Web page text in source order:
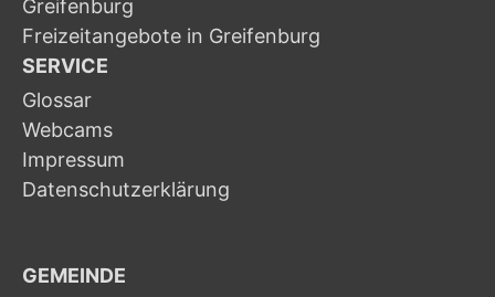
Greifenburg
Freizeitangebote in Greifenburg
SERVICE
Glossar
Webcams
Impressum
Datenschutzerklärung
GEMEINDE